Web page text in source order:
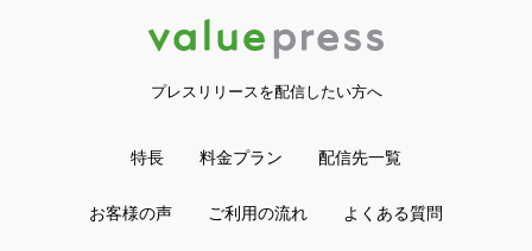
プレスリリースを配信したい方へ
特長 料金プラン 配信先一覧
お客様の声 ご利用の流れ よくある質問